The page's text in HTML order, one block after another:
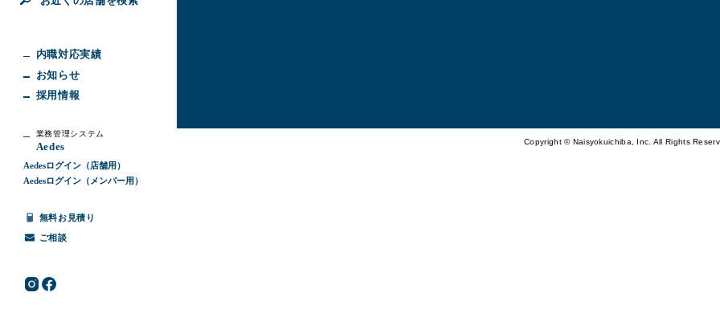
内職対応実績
お知らせ
採用情報
業務管理システム
Aedes
Aedesログイン（店舗用）
Aedesログイン（メンバー用）
無料お見積り
ご相談
Copyright © Naisyokuichiba, Inc. All Rights